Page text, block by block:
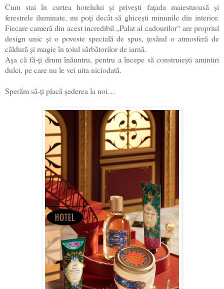
Cum stai în curtea hotelului și privești fațada maiestuoasă și
ferestrele iluminate, nu poți decât să ghicești minunile din interior.
Fiecare cameră din acest incredibil „Palat al cadourilor“ are propriul
design unic și o poveste specială de spus, țesând o atmosferă de
căldură și magie în toiul sărbătorilor de iarnă.
Așa că fă-ți drum înăuntru, pentru a începe să construiești amintiri
dulci, pe care nu le vei uita niciodată.
Sperăm să-ți placă șederea la noi…